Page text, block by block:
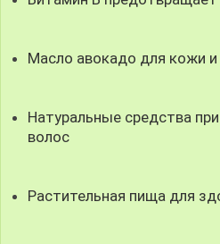
Масло авокадо для кожи и
Натуральные средства
волос
Растительная пища для